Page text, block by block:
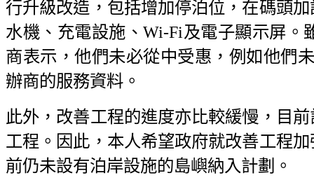
行升級改造，包括增加停泊位，在碼頭
水機、充電設施、Wi-Fi及電子顯示屏
商表示，他們未必從中受惠，例如他們
辦商的服務資料。
此外，改善工程的進度亦比較緩慢，目
工程。因此，本人希望政府就改善工程
前仍未設有泊岸設施的島嶼納入計劃。